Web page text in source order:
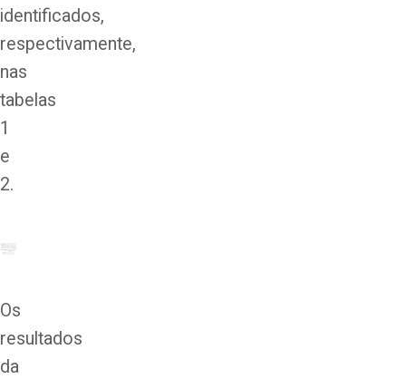
identificados,
respectivamente,
nas
tabelas
1
e
2.
Os
resultados
da